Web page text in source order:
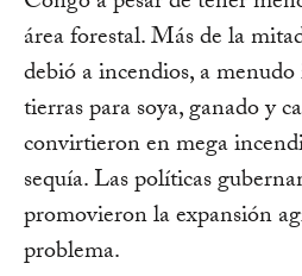
área forestal. Más de la
debió a incendios, a
tierras para soya, ganado y
convirtieron en mega
sequía. Las políticas
promovieron la expansión
problema.